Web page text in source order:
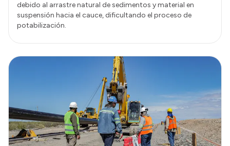
debido al arrastre natural de sedimentos y material en
suspensión hacia el cauce, dificultando el proceso de
potabilización.